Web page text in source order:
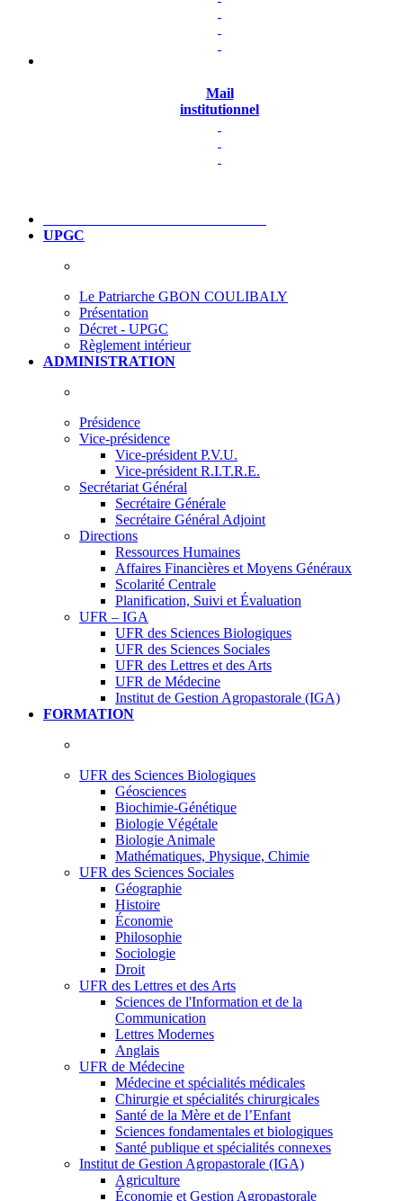
Mail
institutionnel
UPGC
Le Patriarche GBON COULIBALY
Présentation
Décret - UPGC
Règlement intérieur
ADMINISTRATION
Présidence
Vice-présidence
Vice-président P.V.U.
Vice-président R.I.T.R.E.
Secrétariat Général
Secrétaire Générale
Secrétaire Général Adjoint
Directions
Ressources Humaines
Affaires Financières et Moyens Généraux
Scolarité Centrale
Planification, Suivi et Évaluation
UFR – IGA
UFR des Sciences Biologiques
UFR des Sciences Sociales
UFR des Lettres et des Arts
UFR de Médecine
Institut de Gestion Agropastorale (IGA)
FORMATION
UFR des Sciences Biologiques
Géosciences
Biochimie-Génétique
Biologie Végétale
Biologie Animale
Mathématiques, Physique, Chimie
UFR des Sciences Sociales
Géographie
Histoire
Économie
Philosophie
Sociologie
Droit
UFR des Lettres et des Arts
Sciences de l'Information et de la
Communication
Lettres Modernes
Anglais
UFR de Médecine
Médecine et spécialités médicales
Chirurgie et spécialités chirurgicales
Santé de la Mère et de l’Enfant
Sciences fondamentales et biologiques
Santé publique et spécialités connexes
Institut de Gestion Agropastorale (IGA)
Agriculture
Économie et Gestion Agropastorale